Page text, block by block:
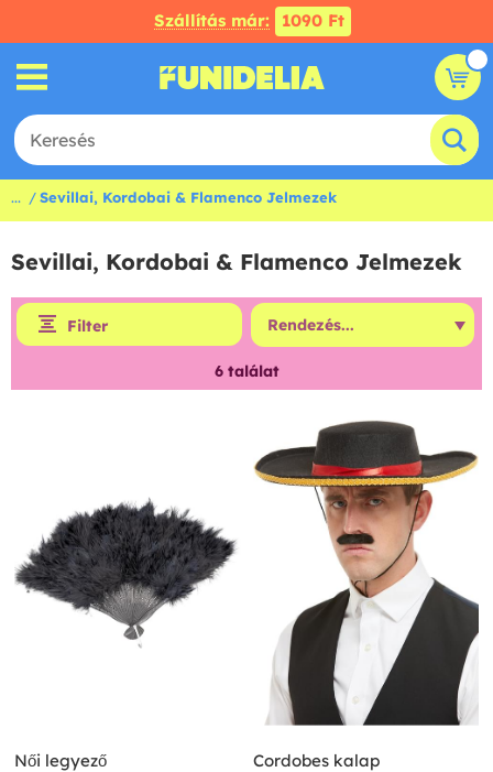
Szállítás már: 1090 Ft
... Sevillai, Kordobai & Flamenco Jelmezek
Sevillai, Kordobai & Flamenco Jelmezek
Filter
6találat
Női legyező Cordobes kalap